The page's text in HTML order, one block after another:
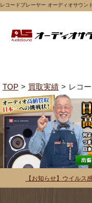
レコードプレーヤー オーディオサウン
TOP 買取実績 レコ
【お知らせ】ウイルス